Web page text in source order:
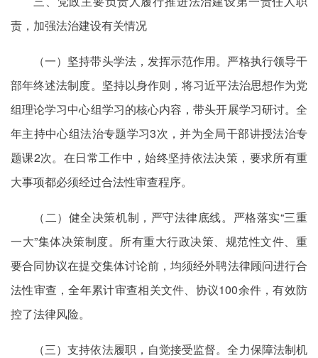
责，加强法治建设有关情况
（一）坚持带头学法，发挥示范作用。严格执行领导干
部年终述法制度。坚持以身作则，将习近平法治思想作为党
组理论学习中心组学习的核心内容，带头开展学习研讨。全
年主持中心组法治专题学习3次，并为全局干部讲授法治专
题课2次。在日常工作中，始终坚持依法决策，要求所有重
大事项都必须经过合法性审查程序。
（二）健全决策机制，严守法律底线。严格落实“三重
一大”集体决策制度。所有重大行政决策、规范性文件、重
要合同协议在提交集体讨论前，均须经外聘法律顾问进行合
法性审查，全年累计审查相关文件、协议100余件，有效防
控了法律风险。
（三）支持依法履职，自觉接受监督。全力保障法制机